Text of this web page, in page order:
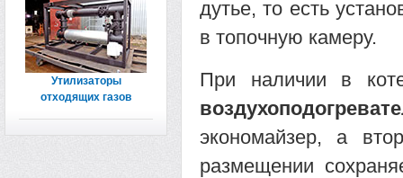
дутье, то есть
в топочную камеру.
При наличии в
экономайзер, а
размещении
Утилизаторы
отходящих газов